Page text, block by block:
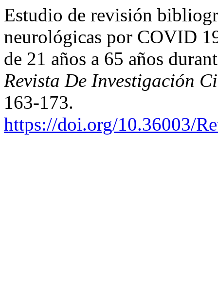
Estudio de revisión
neurológicas por COVID
de 21 años a 65 años
Revista De Investigación
163-173.
https://doi.org/10.36003/